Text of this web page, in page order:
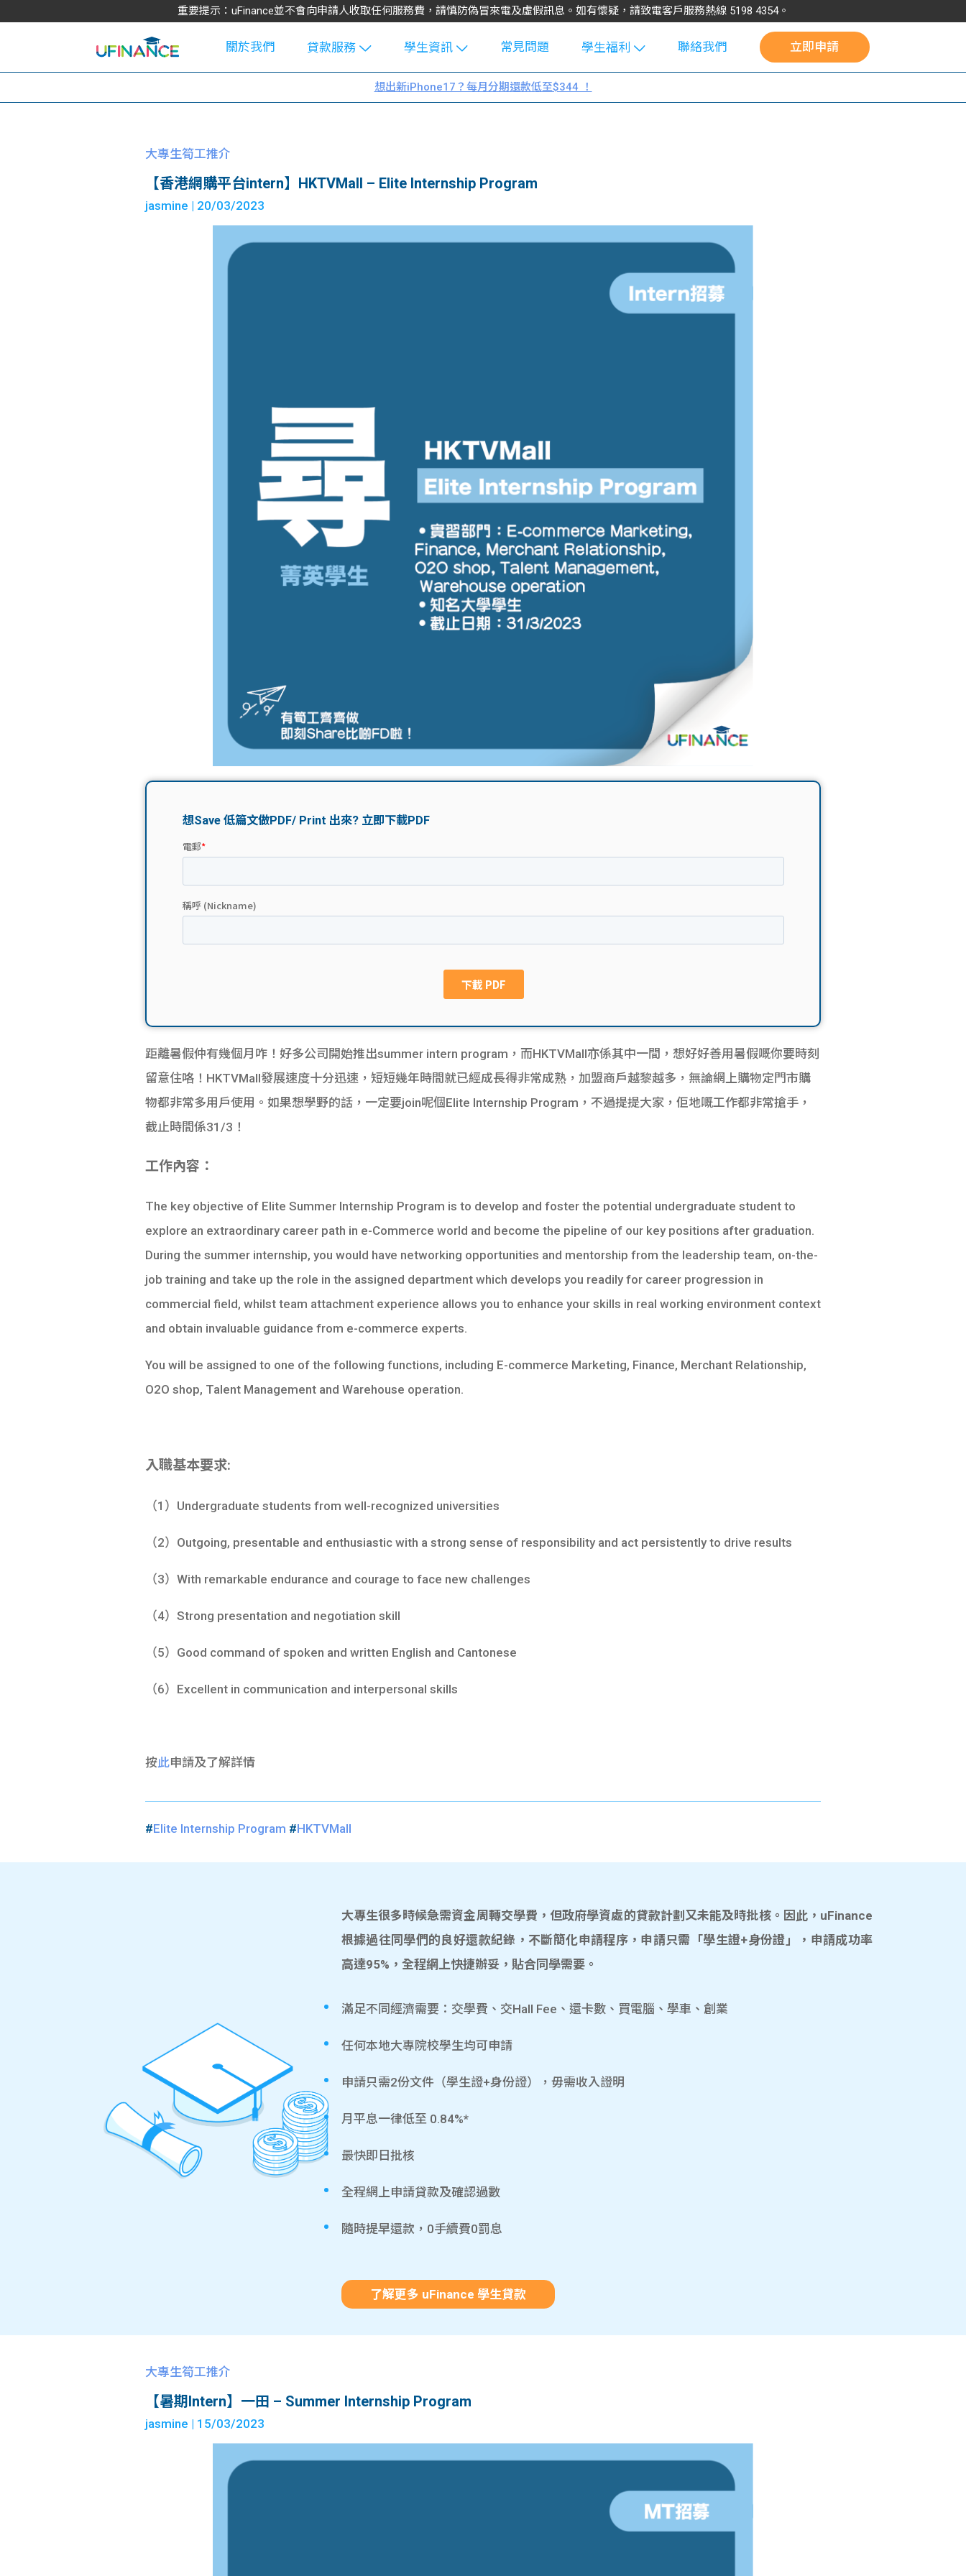
重要提示：uFinance並不會向申請人收取任何服務費，請慎防偽冒來電及虛假訊息。如有懷疑，請致電客戶服務熱線 5198 4354。
關於我們
貸款服務
學生貸款
大學生學費
學生資訊
Blog
大專生筍
Exchang
常見問題
學生福利
uFinance 校
園贊助
聯絡我們 立即申請
想出新iPhone17？每月分期還款低至$344 ！
大專生筍工推介
【香港網購平台intern】HKTVMall – Elite Internship Program
jasmine | 20/03/2023
距離暑假仲有幾個月咋！好多公司開始推出summer intern program，而HKTVMall亦係其中一間，想好好善用暑假嘅你要時刻
留意住咯！HKTVMall發展速度十分迅速，短短幾年時間就已經成長得非常成熟，加盟商戶越黎越多，無論網上購物定門市購
物都非常多用戶使用。如果想學野的話，一定要join呢個Elite Internship Program，不過提提大家，佢地嘅工作都非常搶手，
截止時間係31/3！
工作內容：
The key objective of Elite Summer Internship Program is to develop and foster the potential undergraduate student to
explore an extraordinary career path in e-Commerce world and become the pipeline of our key positions after graduation.
During the summer internship, you would have networking opportunities and mentorship from the leadership team, on-the-
job training and take up the role in the assigned department which develops you readily for career progression in
commercial field, whilst team attachment experience allows you to enhance your skills in real working environment context
and obtain invaluable guidance from e-commerce experts.
You will be assigned to one of the following functions, including E-commerce Marketing, Finance, Merchant Relationship,
O2O shop, Talent Management and Warehouse operation.
入職基本要求:
（1）Undergraduate students from well-recognized universities
（2）Outgoing, presentable and enthusiastic with a strong sense of responsibility and act persistently to drive results
（3）With remarkable endurance and courage to face new challenges
（4）Strong presentation and negotiation skill
（5）Good command of spoken and written English and Cantonese
（6）Excellent in communication and interpersonal skills
按此申請及了解詳情
#Elite Internship Program #HKTVMall
大專生很多時候急需資金周轉交學費，但政府學資處的貸款計劃又未能及時批核。因此，uFinance
根據過往同學們的良好還款紀錄，不斷簡化申請程序，申請只需「學生證+身份證」，申請成功率
高達95%，全程網上快捷辦妥，貼合同學需要。
滿足不同經濟需要：交學費、交Hall Fee、還卡數、買電腦、學車、創業
任何本地大專院校學生均可申請
申請只需2份文件（學生證+身份證），毋需收入證明
月平息一律低至 0.84%*
最快即日批核
全程網上申請貸款及確認過數
隨時提早還款，0手續費0罰息
了解更多 uFinance 學生貸款
大專生筍工推介
【暑期Intern】一田 – Summer Internship Program
jasmine | 15/03/2023